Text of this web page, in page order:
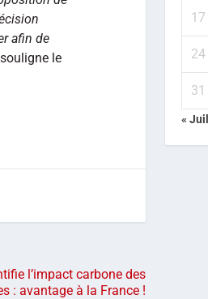
afin de
le
l’impact carbone des
: avantage à la France !
17
24
31
« Juil